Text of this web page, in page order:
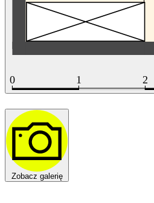
Zobacz galerię